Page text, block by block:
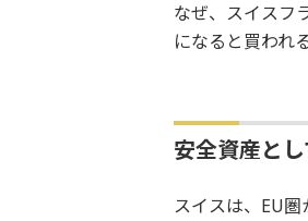
なぜ、スイスフ
になると買われ
安全資産と
スイスは、EU